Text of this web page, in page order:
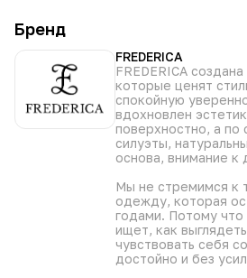
• Блёстки создают эффектный
образ.
• Практичные накладные карманы
мелочей.
Модель сочетает повседневный
блеском, идеально подойдёт для
Бренд
FREDERICA
FREDERICA
которые ценят
спокойную
вдохновлен
поверхностно, а по
силуэты,
основа, внимание к
Мы не стремимся к
одежду, которая
годами. Потому
ищет, как
чувствовать себя
достойно и без